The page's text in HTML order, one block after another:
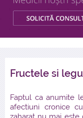
Fructele si
Faptul ca anumite
afectiuni cronice